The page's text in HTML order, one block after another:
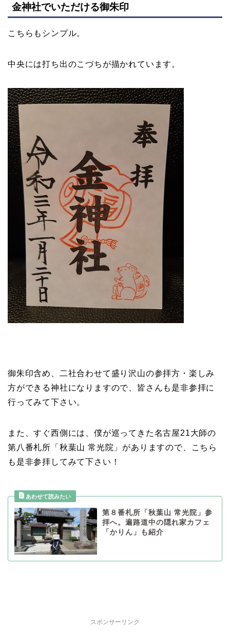
金神社でいただける御朱印
こちらもシンプル。
中央には打ち出のこづちが描かれています。
御朱印含め、二社合わせて盛り沢山の参拝方・楽しみ
方ができる神社になりますので、皆さんも是非参拝に
行ってみて下さい。
また、すぐ西側には、僕が巡ってきた名古屋21大師の
第八番札所「秋葉山 常光院」がありますので、こちら
も是非参拝してみて下さい！
第８番札所「秋葉山 常光院」参
拝へ。遍路道中の隠れ家カフェ
「かりん」も紹介
スポンサーリンク